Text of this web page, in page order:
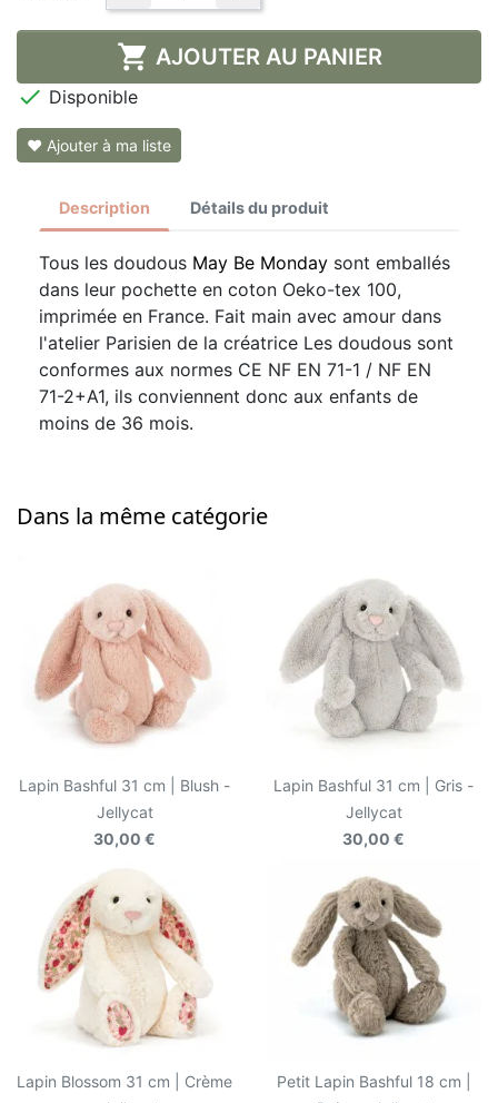
 AJOUTER AU PANIER
 Disponible
❤ Ajouter à ma liste
Description Détails du produit
Tous les doudous May Be Monday sont emballés
dans leur pochette en coton Oeko-tex 100,
imprimée en France. Fait main avec amour dans
l'atelier Parisien de la créatrice Les doudous sont
conformes aux normes CE NF EN 71-1 / NF EN
71-2+A1, ils conviennent donc aux enfants de
moins de 36 mois.
Dans la même catégorie
Lapin Bashful 31 cm | Blush -
Jellycat
30,00 €
Lapin Bashful 31 cm | Gris -
Jellycat
30,00 €
Lapin Blossom 31 cm | Crème
Petit Lapin Bashful 18 cm |